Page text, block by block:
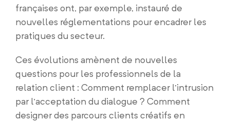
françaises ont, par exemple, instauré de
nouvelles réglementations pour encadrer les
pratiques du secteur.
Ces évolutions amènent de nouvelles
questions pour les professionnels de la
relation client : Comment remplacer l’intrusion
par l’acceptation du dialogue ? Comment
designer des parcours clients créatifs en